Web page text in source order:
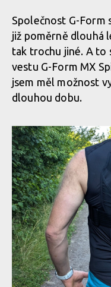
Společnost G-Form
již poměrně dlouhá
tak trochu jiné. A to
vestu G-Form MX
jsem měl možnost
dlouhou dobu.